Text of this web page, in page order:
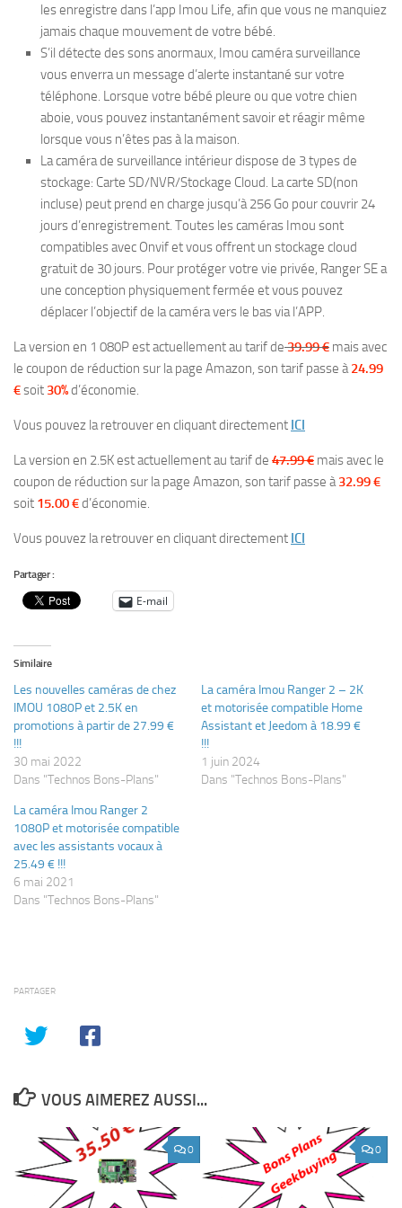
les enregistre dans l’app Imou Life, afin que vous ne manquiez
jamais chaque mouvement de votre bébé.
S’il détecte des sons anormaux, Imou caméra surveillance
vous enverra un message d’alerte instantané sur votre
téléphone. Lorsque votre bébé pleure ou que votre chien
aboie, vous pouvez instantanément savoir et réagir même
lorsque vous n’êtes pas à la maison.
La caméra de surveillance intérieur dispose de 3 types de
stockage: Carte SD/NVR/Stockage Cloud. La carte SD(non
incluse) peut prend en charge jusqu’à 256 Go pour couvrir 24
jours d’enregistrement. Toutes les caméras Imou sont
compatibles avec Onvif et vous offrent un stockage cloud
gratuit de 30 jours. Pour protéger votre vie privée, Ranger SE a
une conception physiquement fermée et vous pouvez
déplacer l’objectif de la caméra vers le bas via l’APP.
La version en 1 080P est actuellement au tarif de 39.99 € mais avec
le coupon de réduction sur la page Amazon, son tarif passe à24.99
€soit 30%d’économie.
Vous pouvez la retrouver en cliquant directement ICI
La version en 2.5K est actuellement au tarif de 47.99 € mais avec le
coupon de réduction sur la page Amazon, son tarif passe à32.99 €
soit 15.00 €d’économie.
Vous pouvez la retrouver en cliquant directement ICI
Partager :
E-mail
Similaire
Les nouvelles caméras de chez
IMOU 1080P et 2.5K en
promotions à partir de 27.99 €
!!!
30 mai 2022
Dans "Technos Bons-Plans"
La caméra Imou Ranger 2 – 2K
et motorisée compatible Home
Assistant et Jeedom à 18.99 €
!!!
1 juin 2024
Dans "Technos Bons-Plans"
La caméra Imou Ranger 2
1080P et motorisée compatible
avec les assistants vocaux à
25.49 € !!!
6 mai 2021
Dans "Technos Bons-Plans"
PARTAGER
VOUS AIMEREZ AUSSI...
0 0